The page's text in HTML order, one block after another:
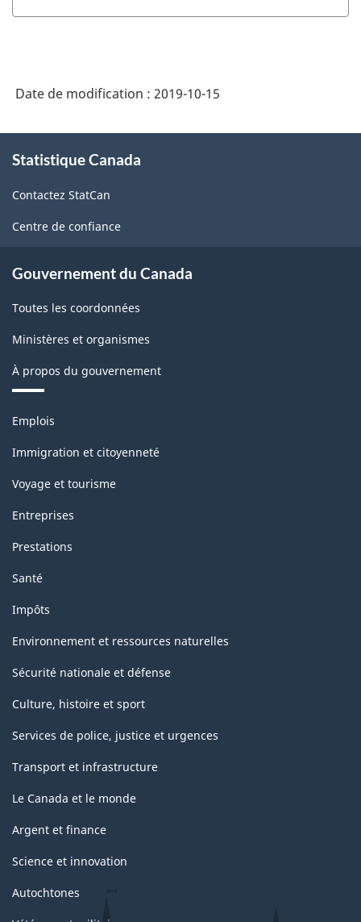
de
-
ARCHIVÉ
-
avec
données
de
ARCHIVÉ
avec
de
produits
dans
la
l'Indice
à
la
consommation
données
janvier
2003
(Disponibilité
par
CANSIM
ARCHIVÉ
-
PDF,
66.76
Date de modification : 2019-10-15
propos
ce
site
Statistique Canada
Contactez StatCan
Centre de confiance
Gouvernement du Canada
Toutes les coordonnées
Ministères et organismes
À propos du gouvernement
Thèmes
sujets
Emplois
Immigration et citoyenneté
Voyage et tourisme
Entreprises
Prestations
Santé
Impôts
Environnement et ressources naturelles
Sécurité nationale et défense
Culture, histoire et sport
Services de police, justice et urgences
Transport et infrastructure
Le Canada et le monde
Argent et finance
Science et innovation
Autochtones